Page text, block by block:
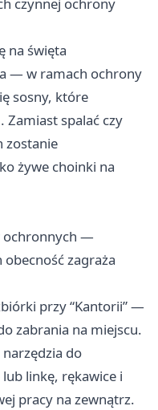
na święta
— w ramach ochrony
sosny, które
Zamiast spalać czy
zostanie
żywe choinki na
ochronnych —
zagraża
przy “Kantorii” —
zabrania na miejscu.
do
linkę, rękawice i
pracy na zewnątrz.